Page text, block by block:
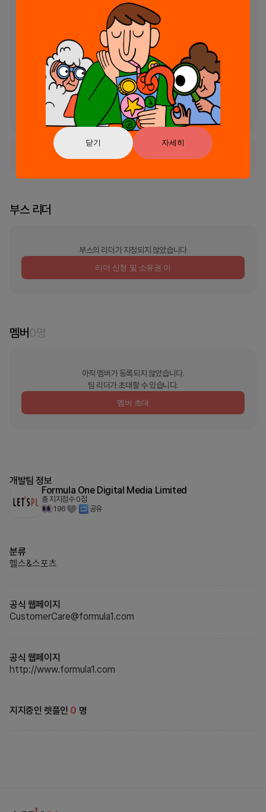
닫기 자세히
간 구독으로 F1® TV를 구독할 수 있습니다.
최소 24시간 전에 자동 갱신을 끄지 않으면 구독이 자동으로 갱신됩니다.
Play 스토어 계정을 통해 언제든지 자동 갱신을 끌 수 있습니다.
이용약관: https://account.formula1.com/#/en/terms-of-use
구독 이용 약관:
https://account.formula1.com/#/en/subscription-terms
개인 정보 보호 정책:
https://account.formula1.com/#/en/privacy-policy
정식 서비스로 출시되었습니다.
부스 리더
부스의 리더가 지정되지 않았습니다
리더 신청 및 소유권 이
멤버0명
아직 멤버가 등록되지 않았습니다.
팀 리더가 초대할 수 있습니다.
멤버 초대
개발팀 정보
Formula One Digital Media Limited
총 지지점수 0점
196
공유
분류
헬스&스포츠
공식 웹페이지
CustomerCare@formula1.com
공식 웹페이지
http://www.formula1.com
지지중인 렛플인 0 명